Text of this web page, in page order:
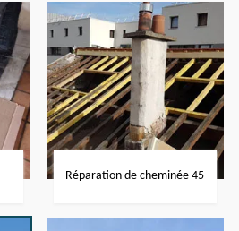
Réparation de cheminée 45